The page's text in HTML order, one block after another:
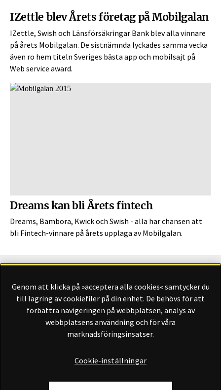
IZettle blev Årets företag på Mobilgalan
IZettle, Swish och Länsförsäkringar Bank blev alla vinnare
på årets Mobilgalan. De sistnämnda lyckades samma vecka
även ro hem titeln Sveriges bästa app och mobilsajt på
Web service award.
Dreams kan bli Årets fintech
Dreams, Bambora, Kwick och Swish - alla har chansen att
bli Fintech-vinnare på årets upplaga av Mobilgalan.
Finansliv ägs av Finansliv Sverige AB, 556784-8741.
Genom att klicka på »acceptera alla cookies« samtycker du
till lagring av cookiefiler på din enhet. De behövs för att
förbättra navigeringen på webbplatsen, analys av
webbplatsens användning och för våra
marknadsföringsinsatser.
Cookie-inställningar